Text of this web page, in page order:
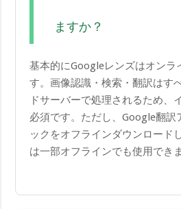
ますか？
基本的にGoogleレンズはオンラ
す。画像認識・検索・翻訳はす
ドサーバーで処理されるため、
必須です。ただし、Google翻訳
ックをオフラインダウンロード
は一部オフラインでも使用できま